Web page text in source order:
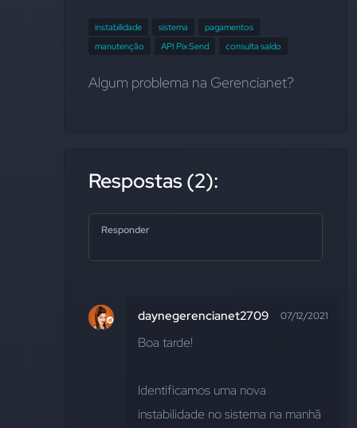
instabilidade sistema
pagamentos
manutenção
API Pix Send consulta saldo
Algum problema na Gerencianet?
Respostas (2):
Responder
daynegerencianet2709 07/12/2021
Boa tarde!
Identificamos uma nova
instabilidade no sistema na manhã